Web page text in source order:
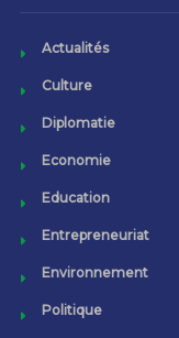
Actualités
Culture
Diplomatie
Economie
Education
Entrepreneuriat
Environnement
Politique